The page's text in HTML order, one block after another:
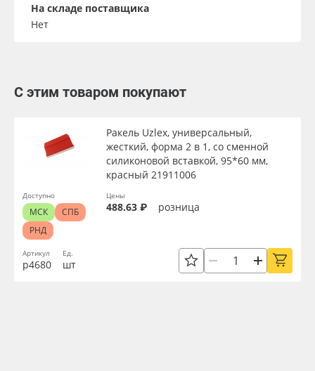
На складе поставщика
Нет
С этим товаром покупают
Артикул
р4680
Ракель Uzlex, универсальный,
жесткий, форма 2 в 1, со сменной
силиконовой вставкой, 95*60 мм,
красный 21911006
Ед.
шт
Цены
488.63 ₽ розница
Доступно
МСК
СПБ
РНД